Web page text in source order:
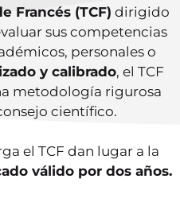
Francés (TCF) dirigido
sus competencias
personales o
y calibrado, el TCF
metodología rigurosa
científico.
el TCF dan lugar a la
válido por dos años.